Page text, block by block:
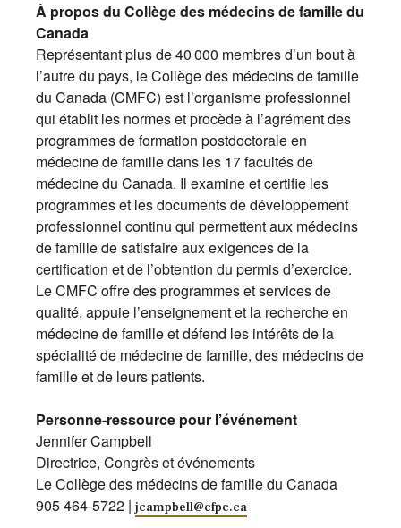
À propos du Collège des médecins de famille du
Canada
Représentant plus de 40 000 membres d’un bout à
l’autre du pays, le Collège des médecins de famille
du Canada (CMFC) est l’organisme professionnel
qui établit les normes et procède à l’agrément des
programmes de formation postdoctorale en
médecine de famille dans les 17 facultés de
médecine du Canada. Il examine et certifie les
programmes et les documents de développement
professionnel continu qui permettent aux médecins
de famille de satisfaire aux exigences de la
certification et de l’obtention du permis d’exercice.
Le CMFC offre des programmes et services de
qualité, appuie l’enseignement et la recherche en
médecine de famille et défend les intérêts de la
spécialité de médecine de famille, des médecins de
famille et de leurs patients.
Personne-ressource pour l’événement
Jennifer Campbell
Directrice, Congrès et événements
Le Collège des médecins de famille du Canada
905 464-5722 | jcampbell@cfpc.ca